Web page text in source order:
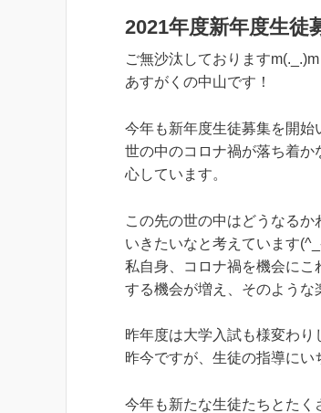
2021年度新年度生徒
ご無沙汰しておりますm(._.)m
あすがくの中山です！
今年も新年度生徒募集を開始
世の中のコロナ禍が落ち着
心しています。
この先の世の中はどうなる
いきたいなと考えています
私自身、コロナ禍を機会に
する機会が増え、そのよう
昨年度は大学入試も様変わ
昨今ですが、生徒の指導にい
今年も新たな生徒たちとた